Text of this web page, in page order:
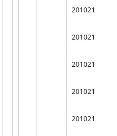
201021
201021
201021
201021
201021